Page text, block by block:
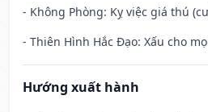
- Không Phòng: Kỵ việc giá thú
- Thiên Hình Hắc Đạo: Xấu cho
Hướng xuất hành